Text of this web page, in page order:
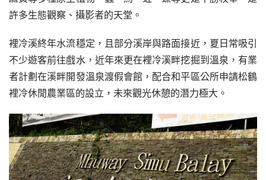
許多生態觀察、攝影者的天堂。
裡冷溪終年水流穩定，且部分溪岸與路面接近，夏日常吸引
不少遊客前往戲水，近年來更在裡冷溪畔挖掘到溫泉，有業
者計劃在溪畔開發溫泉渡假會館，配合和平區公所申請松鶴
裡冷休閒農業區的設立，未來觀光休憩的潛力極大。